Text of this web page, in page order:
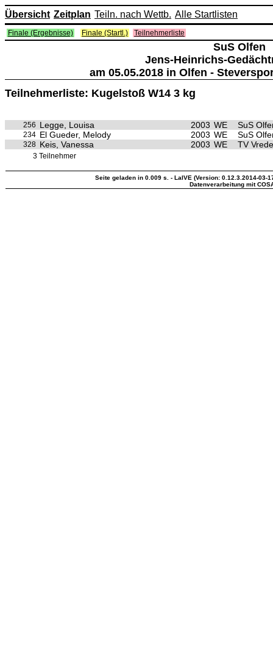
Übersicht Zeitplan Teiln. nach Wettb. Alle Startlisten
Finale (Ergebnisse) Finale (Startl.) Teilnehmerliste
SuS Olfen
Jens-Heinrichs-
am 05.05.2018 in Olfen -
Teilnehmerliste: Kugelstoß W14 3 kg
256 Legge, Louisa 2003 WE SuS
234 El Gueder, Melody 2003 WE SuS
328 Keis, Vanessa 2003 WE TV
3 Teilnehmer
Seite geladen in 0.009 s. - LaIVE (Version: 0.12.3.2014-03-
Datenverarbeitung mit